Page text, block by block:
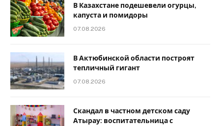
В Казахстане подешевели огурцы,
капуста и помидоры
07.08.2026
В Актюбинской области построят
тепличный гигант
07.08.2026
Скандал в частном детском саду
Атырау: воспитательница с